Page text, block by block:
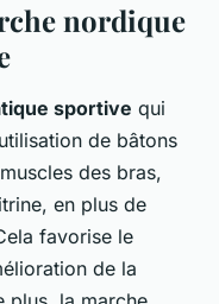
nordique
sportive qui
de bâtons
des bras,
en plus de
favorise le
de la